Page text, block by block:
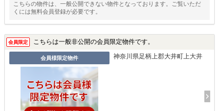
こちらの物件は、一般公開できない物件となっております。ご覧いただ
くには無料会員登録が必要です。
会員限定 こちらは一般非公開の会員限定物件です。
会員様限定物件 神奈川県足柄上郡大井町上大井